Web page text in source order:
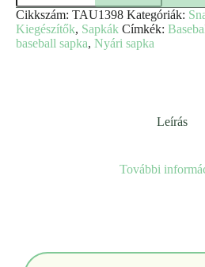
Cikkszám: TAU1398 Kategóriák:
Kiegészítők, Sapkák Címkék:
baseball sapka, Nyári sapka
Leírás
További